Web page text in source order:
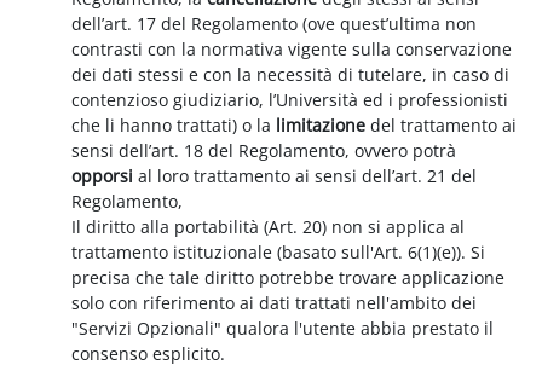
dell’art. 17 del Regolamento (ove quest’ultima non
contrasti con la normativa vigente sulla conservazione
dei dati stessi e con la necessità di tutelare, in caso di
contenzioso giudiziario, l’Università ed i professionisti
che li hanno trattati) o la limitazione del trattamento ai
sensi dell’art. 18 del Regolamento, ovvero potrà
opporsi al loro trattamento ai sensi dell’art. 21 del
Regolamento,
Il diritto alla portabilità (Art. 20) non si applica al
trattamento istituzionale (basato sull'Art. 6(1)(e)). Si
precisa che tale diritto potrebbe trovare applicazione
solo con riferimento ai dati trattati nell'ambito dei
"Servizi Opzionali" qualora l'utente abbia prestato il
consenso esplicito.